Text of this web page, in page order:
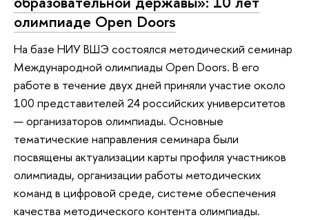
олимпиаде Open Doors
На базе НИУ ВШЭ состоялся методический семинар
Международной олимпиады Open Doors. В его
работе в течение двух дней приняли участие около
100 представителей 24 российских университетов
— организаторов олимпиады. Основные
тематические направления семинара были
посвящены актуализации карты профиля участников
олимпиады, организации работы методических
команд в цифровой среде, системе обеспечения
качества методического контента олимпиады.